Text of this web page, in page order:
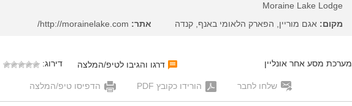
Moraine Lake Lodge
מקום: אגם מוריין, הפארק הלאומי באנף, קנדה אתר:
מערכת מסע אחר אונליין דרגו והגיבו לטיפ/המלצה דירוג:
שלחו לחבר הורידו כקובץ PDF הדפיסו טיפ/המלצה